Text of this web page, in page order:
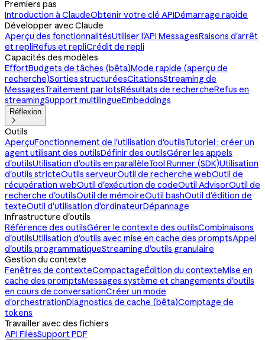
Premiers pas
Introduction à ClaudeObtenir votre clé APIDémarrage rapide
Développer avec Claude
Aperçu des fonctionnalitésUtiliser l'API MessagesRaisons d'arrêt
et repliRefus et repliCrédit de repli
Capacités des modèles
EffortBudgets de tâches (bêta)Mode rapide (aperçu de
recherche)Sorties structuréesCitationsStreaming de
MessagesTraitement par lotsRésultats de rechercheRefus en
streamingSupport multilingueEmbeddings
Réflexion

Outils
AperçuFonctionnement de l'utilisation d'outilsTutoriel : créer un
agent utilisant des outilsDéfinir des outilsGérer les appels
d'outilsUtilisation d'outils en parallèleTool Runner (SDK)Utilisation
d'outils stricteOutils serveurOutil de recherche webOutil de
récupération webOutil d'exécution de codeOutil AdvisorOutil de
recherche d'outilsOutil de mémoireOutil bashOutil d'édition de
texteOutil d'utilisation d'ordinateurDépannage
Infrastructure d'outils
Référence des outilsGérer le contexte des outilsCombinaisons
d'outilsUtilisation d'outils avec mise en cache des promptsAppel
d'outils programmatiqueStreaming d'outils granulaire
Gestion du contexte
Fenêtres de contexteCompactageÉdition du contexteMise en
cache des promptsMessages système et changements d'outils
en cours de conversationCréer un mode
d'orchestrationDiagnostics de cache (bêta)Comptage de
tokens
Travailler avec des fichiers
API FilesSupport PDF